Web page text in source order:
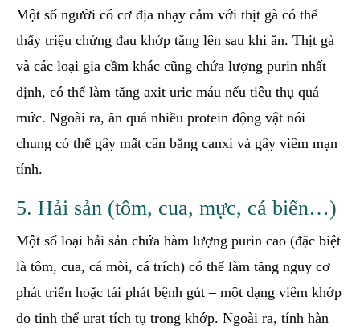
Một số người có cơ địa nhạy cảm với thịt gà có thể
thấy triệu chứng đau khớp tăng lên sau khi ăn. Thịt gà
và các loại gia cầm khác cũng chứa lượng purin nhất
định, có thể làm tăng axit uric máu nếu tiêu thụ quá
mức. Ngoài ra, ăn quá nhiều protein động vật nói
chung có thể gây mất cân bằng canxi và gây viêm mạn
tính.
5. Hải sản (tôm, cua, mực, cá biển…)
Một số loại hải sản chứa hàm lượng purin cao (đặc biệt
là tôm, cua, cá mòi, cá trích) có thể làm tăng nguy cơ
phát triển hoặc tái phát bệnh gút – một dạng viêm khớp
do tinh thể urat tích tụ trong khớp. Ngoài ra, tính hàn